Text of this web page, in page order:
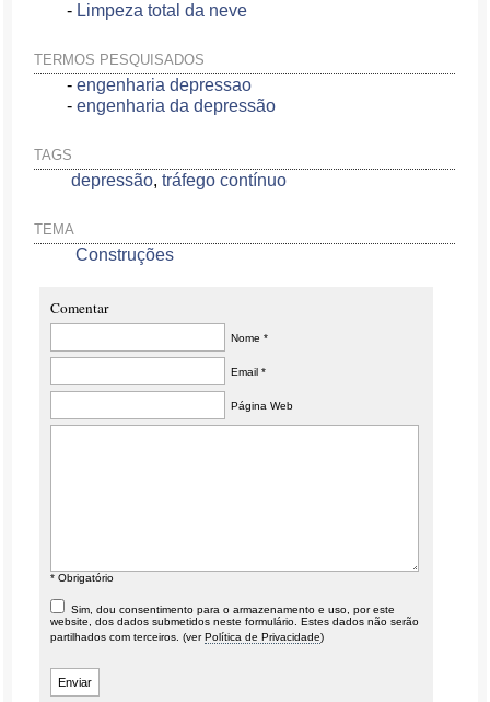
- Limpeza total da neve
TERMOS PESQUISADOS
-engenharia depressao
-engenharia da depressão
TAGS
depressão,tráfego contínuo
TEMA
Construções
Comentar
Nome *
Email *
Página Web
* Obrigatório
Sim, dou consentimento para o armazenamento e uso, por este
website, dos dados submetidos neste formulário. Estes dados não serão
partilhados com terceiros. (verPolítica de Privacidade)